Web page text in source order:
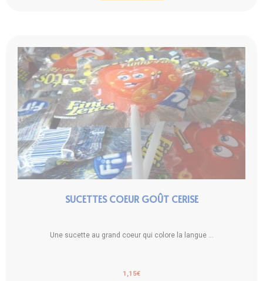
SUCETTES COEUR GOÛT CERISE
Une sucette au grand coeur qui colore la langue ...
1,15€